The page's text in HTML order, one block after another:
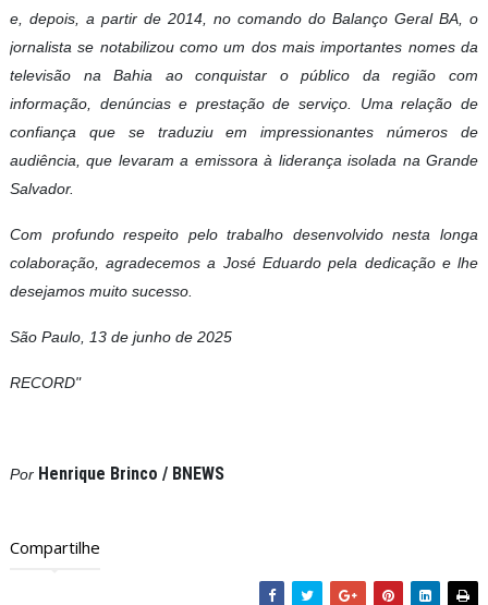
e, depois, a partir de 2014, no comando do Balanço Geral BA, o
jornalista se notabilizou como um dos mais importantes nomes da
televisão na Bahia ao conquistar o público da região com
informação, denúncias e prestação de serviço. Uma relação de
confiança que se traduziu em impressionantes números de
audiência, que levaram a emissora à liderança isolada na Grande
Salvador.
Com profundo respeito pelo trabalho desenvolvido nesta longa
colaboração, agradecemos a José Eduardo pela dedicação e lhe
desejamos muito sucesso.
São Paulo, 13 de junho de 2025
RECORD"
Por Henrique Brinco / BNEWS
Compartilhe